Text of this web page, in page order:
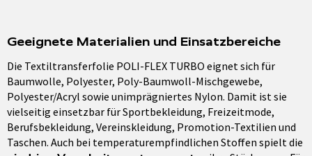
Geeignete Materialien und Einsatzbereiche
Die Textiltransferfolie POLI-FLEX TURBO eignet sich für
Baumwolle, Polyester, Poly-Baumwoll-Mischgewebe,
Polyester/Acryl sowie unimprägniertes Nylon. Damit ist sie
vielseitig einsetzbar für Sportbekleidung, Freizeitmode,
Berufsbekleidung, Vereinskleidung, Promotion-Textilien und
Taschen. Auch bei temperaturempfindlichen Stoffen spielt die